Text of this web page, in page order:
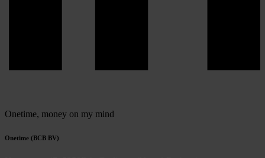
Onetime, money on my mind
Onetime (BCB BV)